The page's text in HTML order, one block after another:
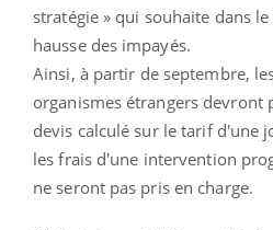
stratégie » qui souhaite dans
hausse des impayés.
Ainsi, à partir de septembre,
organismes étrangers devront
devis calculé sur le tarif d'une
les frais d'une intervention
ne seront pas pris en charge.